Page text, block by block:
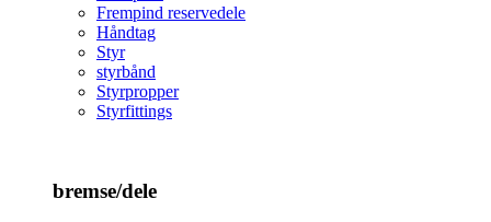
Frempind reservedele
Håndtag
Styr
styrbånd
Styrpropper
Styrfittings
bremse/dele